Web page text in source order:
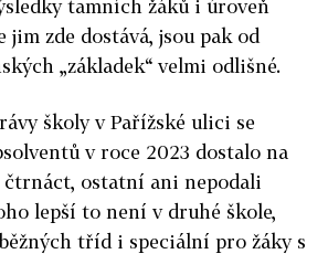
tamních žáků i úroveň
jim zde dostává, jsou pak od
„základek“ velmi odlišné.
školy v Pařížské ulici se
v roce 2023 dostalo na
čtrnáct, ostatní ani nepodali
lepší to není v druhé škole,
tříd i speciální pro žáky s